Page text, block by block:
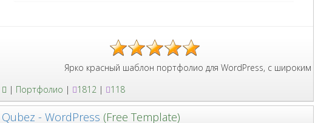
галереи, прайсы и контакты для обратной связи.
Ярко красный шаблон портфолио для WordPress, с широким слайдером и
| Портфолио | 1812 | 118
Qubez - WordPress (Free Template)